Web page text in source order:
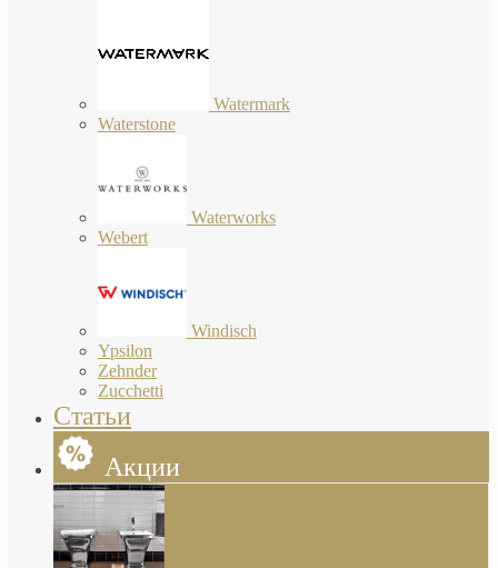
Watermark
Waterstone
Waterworks
Webert
Windisch
Ypsilon
Zehnder
Zucchetti
Статьи
Акции